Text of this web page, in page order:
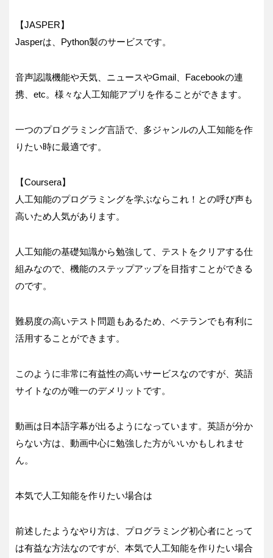
【JASPER】
Jasperは、Python製のサービスです。
音声認識機能や天気、ニュースやGmail、Facebookの連
携、etc。様々な人工知能アプリを作ることができます。
一つのプログラミング言語で、多ジャンルの人工知能を作
りたい時に最適です。
【Coursera】
人工知能のプログラミングを学ぶならこれ！との呼び声も
高いため人気があります。
人工知能の基礎知識から勉強して、テストをクリアする仕
組みなので、機能のステップアップを目指すことができる
のです。
難易度の高いテスト問題もあるため、ベテランでも有利に
活用することができます。
このように非常に有益性の高いサービスなのですが、英語
サイトなのが唯一のデメリットです。
動画は日本語字幕が出るようになっています。英語が分か
らない方は、動画中心に勉強した方がいいかもしれませ
ん。
本気で人工知能を作りたい場合は
前述したようなやり方は、プログラミング初心者にとって
は有益な方法なのですが、本気で人工知能を作りたい場合